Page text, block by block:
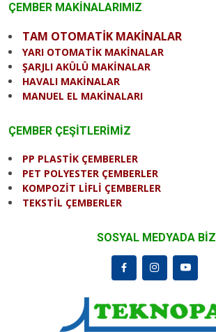
ÇEMBER MAKİNALARIMIZ
TAM OTOMATİK MAKİNALAR
YARI OTOMATİK MAKİNALAR
ŞARJLI AKÜLÜ MAKİNALAR
HAVALI MAKİNALAR
MANUEL EL MAKİNALARI
ÇEMBER ÇEŞİTLERİMİZ
PP PLASTİK ÇEMBERLER
PET POLYESTER ÇEMBERLER
KOMPOZİT LİFLİ ÇEMBERLER
TEKSTİL ÇEMBERLER
SOSYAL MEDYADA BİZ